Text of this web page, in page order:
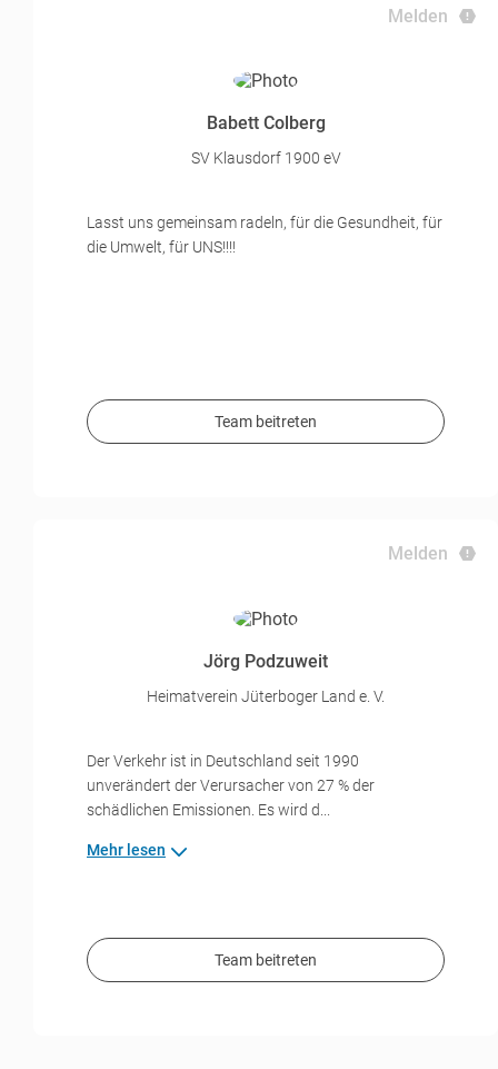
Melden
Babett Colberg
SV Klausdorf 1900 eV
Lasst uns gemeinsam radeln, für die Gesundheit, für
die Umwelt, für UNS!!!!
Team beitreten
Melden
Jörg Podzuweit
Heimatverein Jüterboger Land e. V.
Der Verkehr ist in Deutschland seit 1990
unverändert der Verursacher von 27 % der
schädlichen Emissionen. Es wird d...
Mehr lesen
Team beitreten